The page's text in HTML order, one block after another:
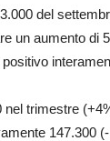
del
un aumento di
trimestre
147.300